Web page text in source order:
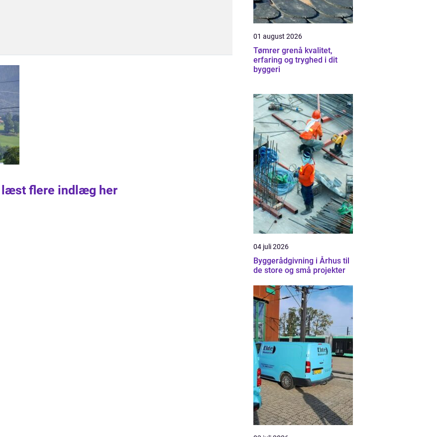
læst flere indlæg her
01 august 2026
Tømrer grenå kvalitet,
erfaring og tryghed i dit
byggeri
04 juli 2026
Byggerådgivning i Århus til
de store og små projekter